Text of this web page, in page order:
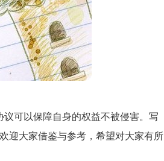
可以保障自身的权益不被侵害。写
迎大家借鉴与参考，希望对大家有所